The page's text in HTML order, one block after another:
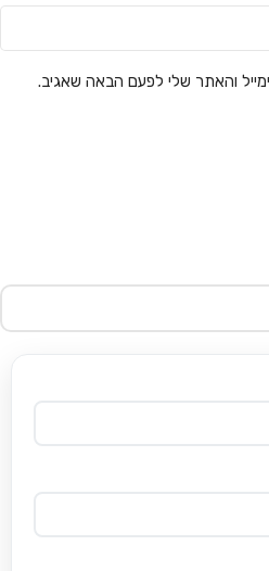
והאתר שלי לפעם הבאה שאגיב.